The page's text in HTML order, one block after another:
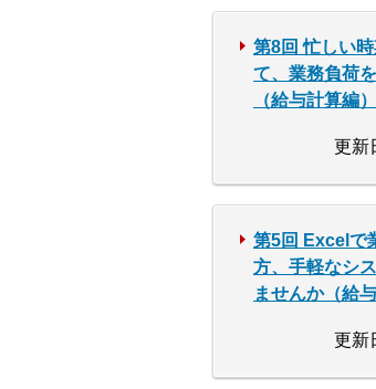
第8回 忙しい
て、業務負荷
（給与計算編）
更新
第5回 Excelで
方、手軽なシ
ませんか（給
更新